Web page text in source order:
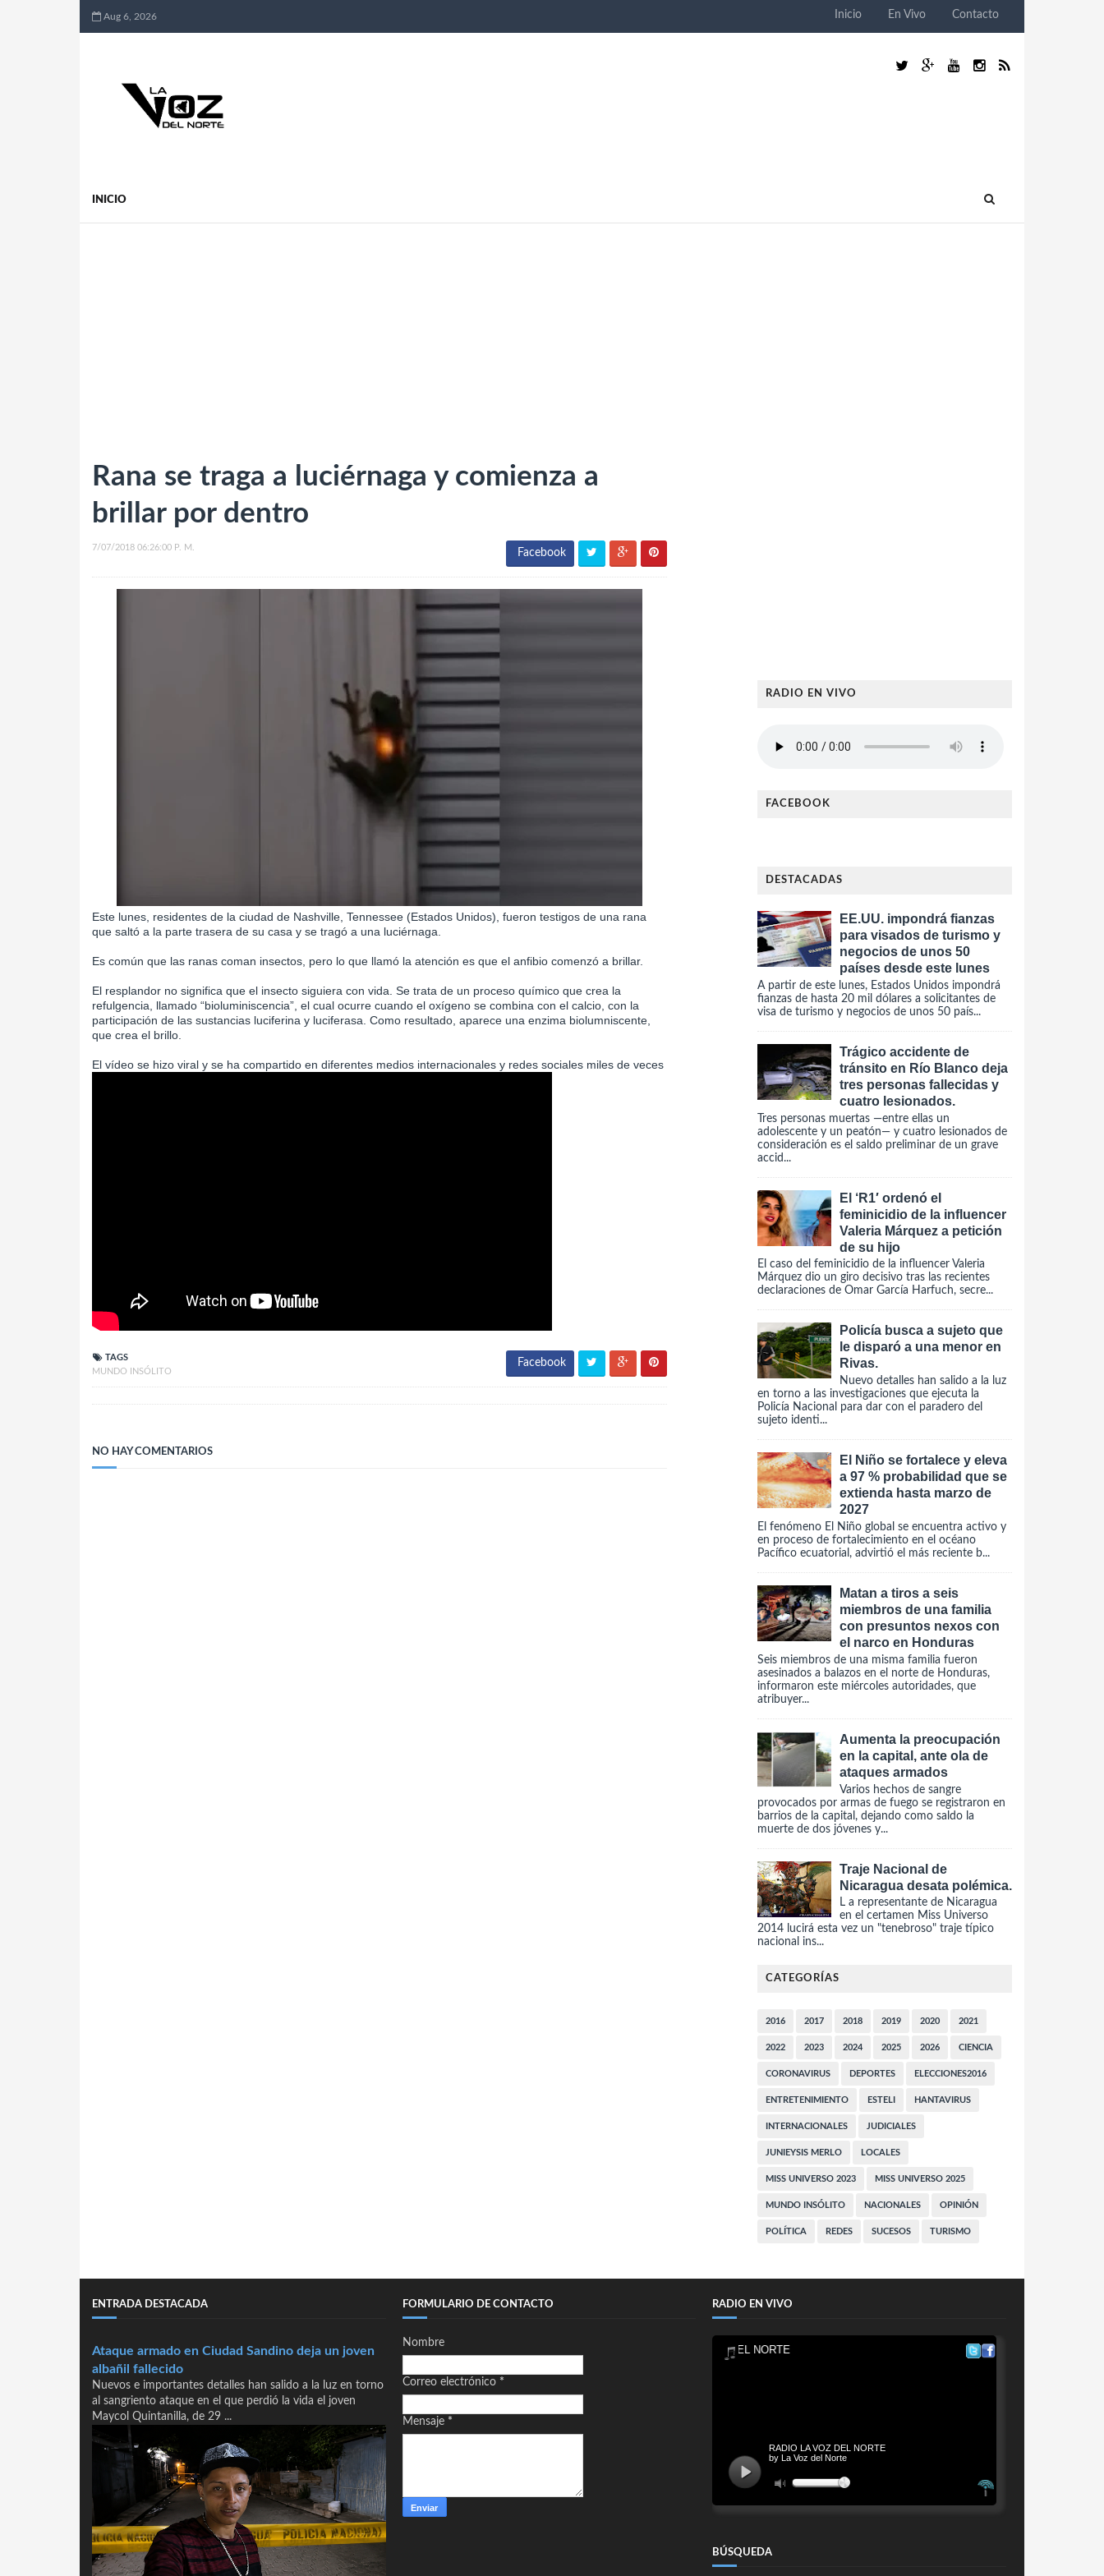
Aug 6, 2026 Inicio En Vivo Contacto
INICIO
Rana se traga a luciérnaga y comienza a
brillar por dentro
7/07/2018 06:26:00 P. M. Facebook
Este lunes, residentes de la ciudad de Nashville, Tennessee (Estados Unidos), fueron testigos de una rana
que saltó a la parte trasera de su casa y se tragó a una luciérnaga.
Es común que las ranas coman insectos, pero lo que llamó la atención es que el anfibio comenzó a brillar.
El resplandor no significa que el insecto siguiera con vida. Se trata de un proceso químico que crea la
refulgencia, llamado “bioluminiscencia”, el cual ocurre cuando el oxígeno se combina con el calcio, con la
participación de las sustancias luciferina y luciferasa. Como resultado, aparece una enzima biolumniscente,
que crea el brillo.
El vídeo se hizo viral y se ha compartido en diferentes medios internacionales y redes sociales miles de veces
TAGS
MUNDO INSÓLITO
Facebook
NO HAY COMENTARIOS
RADIO EN VIVO
FACEBOOK
DESTACADAS
EE.UU. impondrá fianzas
para visados de turismo y
negocios de unos 50
países desde este lunes
A partir de este lunes, Estados Unidos impondrá
fianzas de hasta 20 mil dólares a solicitantes de
visa de turismo y negocios de unos 50 país...
Trágico accidente de
tránsito en Río Blanco deja
tres personas fallecidas y
cuatro lesionados.
Tres personas muertas —entre ellas un
adolescente y un peatón— y cuatro lesionados de
consideración es el saldo preliminar de un grave
accid...
El ‘R1′ ordenó el
feminicidio de la influencer
Valeria Márquez a petición
de su hijo
El caso del feminicidio de la influencer Valeria
Márquez dio un giro decisivo tras las recientes
declaraciones de Omar García Harfuch, secre...
Policía busca a sujeto que
le disparó a una menor en
Rivas.
Nuevo detalles han salido a la luz
en torno a las investigaciones que ejecuta la
Policía Nacional para dar con el paradero del
sujeto identi...
El Niño se fortalece y eleva
a 97 % probabilidad que se
extienda hasta marzo de
2027
El fenómeno El Niño global se encuentra activo y
en proceso de fortalecimiento en el océano
Pacífico ecuatorial, advirtió el más reciente b...
Matan a tiros a seis
miembros de una familia
con presuntos nexos con
el narco en Honduras
Seis miembros de una misma familia fueron
asesinados a balazos en el norte de Honduras,
informaron este miércoles autoridades, que
atribuyer...
Aumenta la preocupación
en la capital, ante ola de
ataques armados
Varios hechos de sangre
provocados por armas de fuego se registraron en
barrios de la capital, dejando como saldo la
muerte de dos jóvenes y...
Traje Nacional de
Nicaragua desata polémica.
L a representante de Nicaragua
en el certamen Miss Universo
2014 lucirá esta vez un "tenebroso" traje típico
nacional ins...
CATEGORÍAS
2016 2017 2018 2019 2020 2021
2022 2023 2024 2025 2026 CIENCIA
CORONAVIRUS DEPORTES ELECCIONES2016
ENTRETENIMIENTO ESTELI HANTAVIRUS
INTERNACIONALES JUDICIALES
JUNIEYSIS MERLO LOCALES
MISS UNIVERSO 2023 MISS UNIVERSO 2025
MUNDO INSÓLITO NACIONALES OPINIÓN
POLÍTICA REDES SUCESOS TURISMO
ENTRADA DESTACADA
Ataque armado en Ciudad Sandino deja un joven
albañil fallecido
Nuevos e importantes detalles han salido a la luz en torno
al sangriento ataque en el que perdió la vida el joven
Maycol Quintanilla, de 29 ...
FORMULARIO DE CONTACTO
Nombre
Correo electrónico *
Mensaje *
RADIO EN VIVO
BÚSQUEDA